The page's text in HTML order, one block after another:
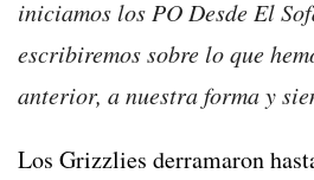
iniciamos los PO Desde El
escribiremos sobre lo que
anterior, a nuestra forma y
Los Grizzlies derramaron